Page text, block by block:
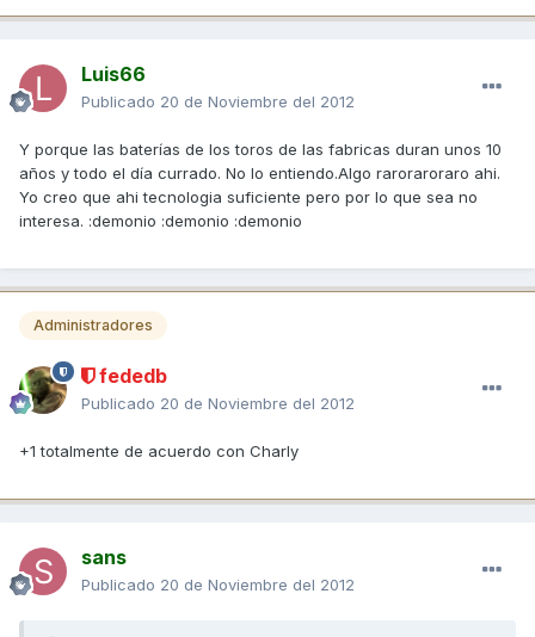
Luis66
Publicado 20 de Noviembre del 2012
Y porque las baterías de los toros de las fabricas duran unos 10
años y todo el día currado. No lo entiendo.Algo raroraroraro ahi.
Yo creo que ahi tecnologia suficiente pero por lo que sea no
interesa. :demonio :demonio :demonio
Administradores
fededb
Publicado 20 de Noviembre del 2012
+1 totalmente de acuerdo con Charly
sans
Publicado 20 de Noviembre del 2012